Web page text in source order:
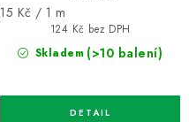
Skladem (>10 balení)
124 Kč bez DPH
Měrná
15 Kč / 1 m